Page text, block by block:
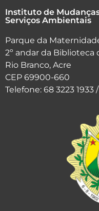
Instituto de
Serviços Ambientais
Parque da
2º andar da Biblioteca
Rio Branco, Acre
CEP 69900-660
Telefone: 68 3223 1933